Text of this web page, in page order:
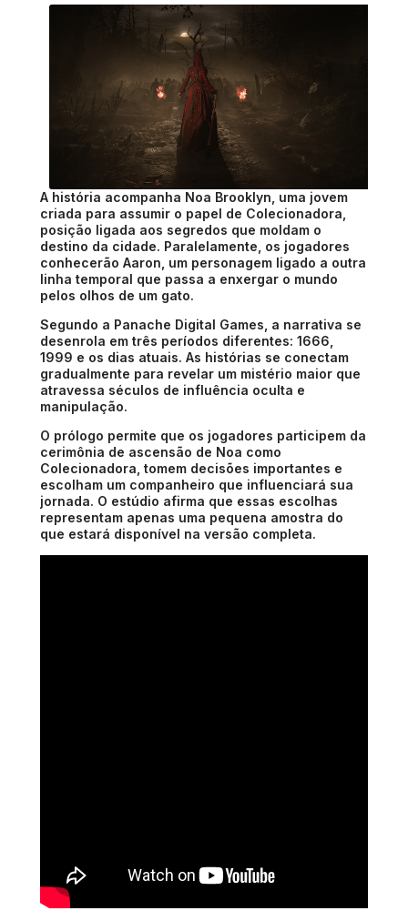
A história acompanha Noa Brooklyn, uma jovem
criada para assumir o papel de Colecionadora,
posição ligada aos segredos que moldam o
destino da cidade. Paralelamente, os jogadores
conhecerão Aaron, um personagem ligado a outra
linha temporal que passa a enxergar o mundo
pelos olhos de um gato.
Segundo a Panache Digital Games, a narrativa se
desenrola em três períodos diferentes: 1666,
1999 e os dias atuais. As histórias se conectam
gradualmente para revelar um mistério maior que
atravessa séculos de influência oculta e
manipulação.
O prólogo permite que os jogadores participem da
cerimônia de ascensão de Noa como
Colecionadora, tomem decisões importantes e
escolham um companheiro que influenciará sua
jornada. O estúdio afirma que essas escolhas
representam apenas uma pequena amostra do
que estará disponível na versão completa.